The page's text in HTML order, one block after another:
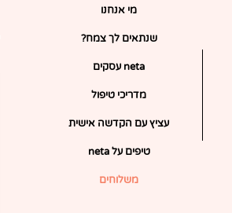
מי אנחנו
שנתאים לך צמח?
neta עסקים
מדריכי טיפול
עציץ עם הקדשה אישית
טיפים על neta
משלוחים